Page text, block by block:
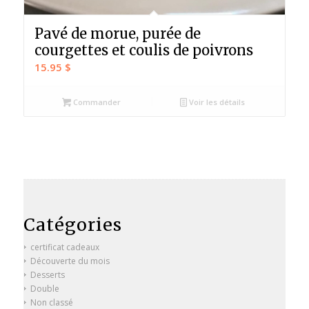
Pavé de morue, purée de
courgettes et coulis de poivrons
15.95 $
Commander Voir les détails
Catégories
certificat cadeaux
Découverte du mois
Desserts
Double
Non classé